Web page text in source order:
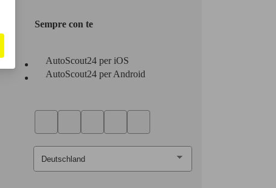
Sempre con te
AutoScout24 per iOS
AutoScout24 per Android